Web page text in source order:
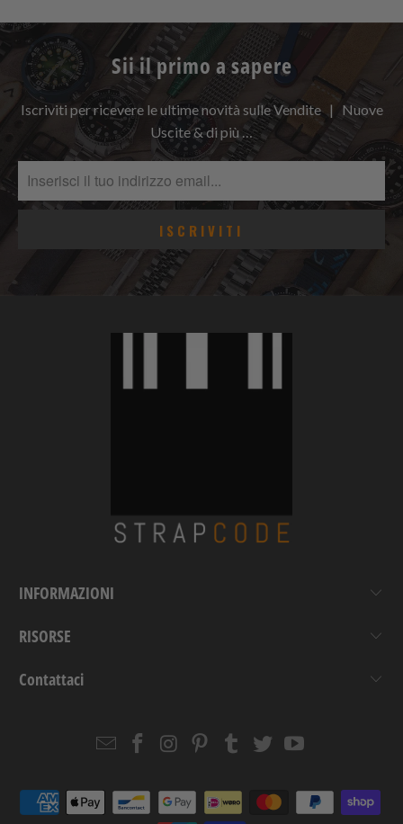
Sii il primo a sapere
Iscriviti per ricevere le ultime novità sulle Vendite | Nuove
Uscite & di più …
INFORMAZIONI
RISORSE
Contattaci
EmailStrapcode
Facebook
Strapcode
Instagram
Strapcode
Pinterest
Strapcode
Tumblr
Strapcode
TwitterYouTube